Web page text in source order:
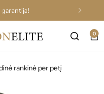
garantija!
0
rankinė per petį